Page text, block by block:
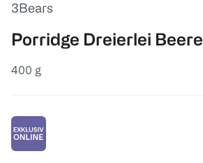
3Bears
Porridge Dreierlei Beere
400 g